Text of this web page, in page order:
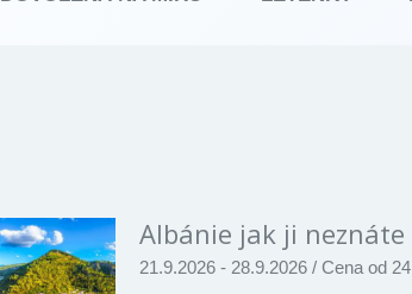
Albánie jak ji neznáte
21.9.2026 - 28.9.2026/ Cena od